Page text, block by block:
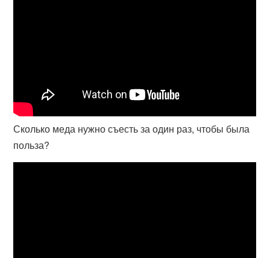
Сколько меда нужно съесть за один раз, чтобы была
польза?